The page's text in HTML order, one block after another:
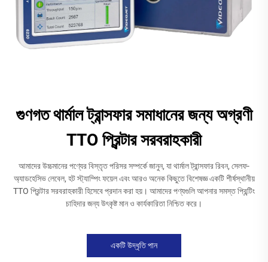
গুণগত থার্মাল ট্রান্সফার সমাধানের জন্য অগ্রণী
TTO প্রিন্টার সরবরাহকারী
আমাদের উচ্চমানের পণ্যের বিস্তৃত পরিসর সম্পর্কে জানুন, যা থার্মাল ট্রান্সফার রিবন, সেলফ-
অ্যাডহেসিভ লেবেল, হট স্ট্যাম্পিং ফয়েল এবং আরও অনেক কিছুতে বিশেষজ্ঞ একটি শীর্ষস্থানীয়
TTO প্রিন্টার সরবরাহকারী হিসেবে প্রদান করা হয়। আমাদের পণ্যগুলি আপনার সমস্ত প্রিন্টিং
চাহিদার জন্য উৎকৃষ্ট মান ও কার্যকারিতা নিশ্চিত করে।
একটি উদ্ধৃতি পান